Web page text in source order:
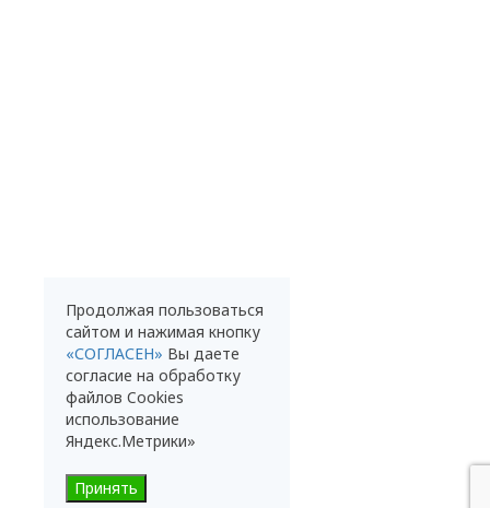
Продолжая пользоваться
сайтом и нажимая кнопку
«СОГЛАСЕН» Вы даете
согласие на обработку
файлов Cookies
использование
Яндекс.Метрики»
Принять